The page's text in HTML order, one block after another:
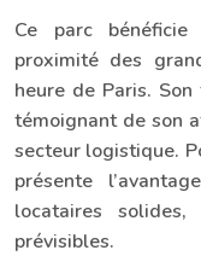
Ce parc bénéficie
proximité des
heure de Paris.
témoignant de son
secteur logistique.
présente
locataires
prévisibles.